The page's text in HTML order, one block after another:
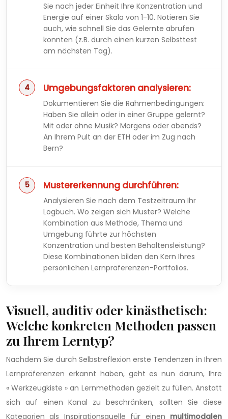
Sie nach jeder Einheit Ihre Konzentration und
Energie auf einer Skala von 1-10. Notieren Sie
auch, wie schnell Sie das Gelernte abrufen
konnten (z.B. durch einen kurzen Selbsttest
am nächsten Tag).
Umgebungsfaktoren analysieren:
Dokumentieren Sie die Rahmenbedingungen:
Haben Sie allein oder in einer Gruppe gelernt?
Mit oder ohne Musik? Morgens oder abends?
An Ihrem Pult an der ETH oder im Zug nach
Bern?
Mustererkennung durchführen:
Analysieren Sie nach dem Testzeitraum Ihr
Logbuch. Wo zeigen sich Muster? Welche
Kombination aus Methode, Thema und
Umgebung führte zur höchsten
Konzentration und besten Behaltensleistung?
Diese Kombinationen bilden den Kern Ihres
persönlichen Lernpräferenzen-Portfolios.
Visuell, auditiv oder kinästhetisch:
Welche konkreten Methoden passen
zu Ihrem Lerntyp?
Nachdem Sie durch Selbstreflexion erste Tendenzen in Ihren
Lernpräferenzen erkannt haben, geht es nun darum, Ihre
« Werkzeugkiste » an Lernmethoden gezielt zu füllen. Anstatt
sich auf einen Kanal zu beschränken, sollten Sie diese
Kategorien als Inspirationsquelle für einen multimodalen